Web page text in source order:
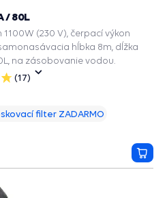
(17)
/ 80L
(230 V), čerpací výkon
hĺbka 8m, dĺžka
na zásobovanie vodou.
filter ZADARMO
do